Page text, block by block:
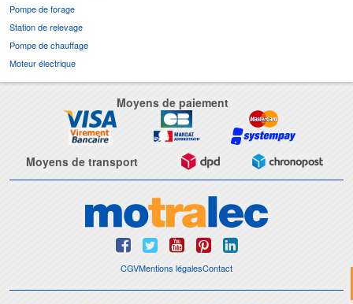
Pompe de forage
Station de relevage
Pompe de chauffage
Moteur électrique
Moyens de paiement
Moyens de transport
CGVMentions légalesContact